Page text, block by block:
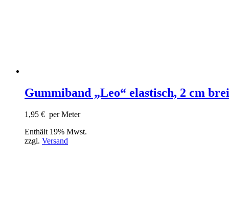
Gummiband „Leo“ elastisch, 2 cm
1,95 € per Meter
Enthält 19% Mwst.
zzgl. Versand